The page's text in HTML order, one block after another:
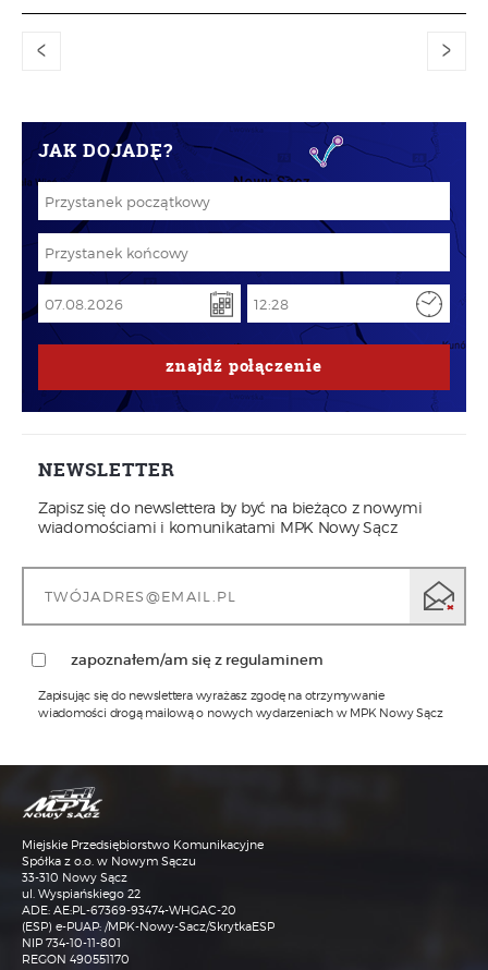
< >
JAK DOJADĘ?
znajdź połączenie
NEWSLETTER
Zapisz się do newslettera by być na bieżąco z nowymi
wiadomościami i komunikatami MPK Nowy Sącz
zapoznałem/am się z regulaminem
Sp. z o.o. w Nowym Sączu z siedzibą przy ul.
2)
jest pod numerem tel. nr. 18 473-68-93 lub adresem email:
iod@mpk.nowysacz.pl
3) Przetwarzanie Pani/Pana danych osobowych będzie się
odbywać na podstawie art.6 RODO i w celu
marketingowym. W przypadku kierowania do
Administratora korespondencji e-mailowej, dane
osobowe zawarte w tej korespondencji są przetwarzane
wyłącznie w celu komunikacji i załatwienia sprawy, której
Zapisując się do newslettera wyrażasz zgodę na otrzymywanie
wiadomości drogą mailową o nowych wydarzeniach w MPK Nowy Sącz
Miejskie Przedsiębiorstwo Komunikacyjne
Spółka z o.o. w Nowym Sączu
33-310 Nowy Sącz
ul. Wyspiańskiego 22
ADE: AE:PL-67369-93474-WHGAC-20
(ESP) e-PUAP: /MPK-Nowy-Sacz/SkrytkaESP
NIP 734-10-11-801
REGON 490551170